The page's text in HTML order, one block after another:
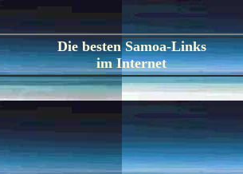
Die besten Samoa-Links
im Internet